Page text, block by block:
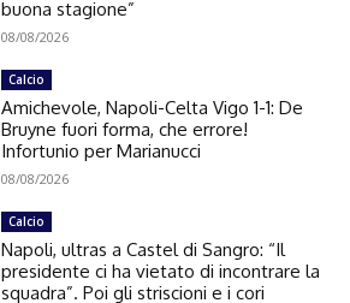
buona stagione”
08/08/2026
Calcio
Amichevole, Napoli-Celta Vigo 1-1: De
Bruyne fuori forma, che errore!
Infortunio per Marianucci
08/08/2026
Calcio
Napoli, ultras a Castel di Sangro: “Il
presidente ci ha vietato di incontrare la
squadra”. Poi gli striscioni e i cori